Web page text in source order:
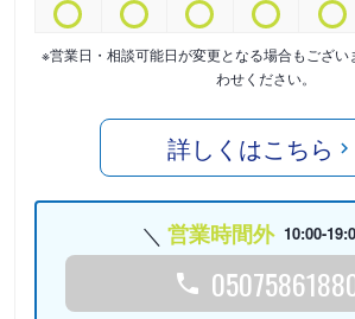
※営業日・相談可能日が変更となる場合もござい
わせください。
詳しくはこちら
営業時間外 10:00-